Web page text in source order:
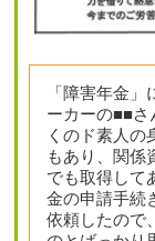
「障害年金
ーカーの■■さ
くのド素人の
もあり、関係
でも取得して
金の申請手続
依頼したので